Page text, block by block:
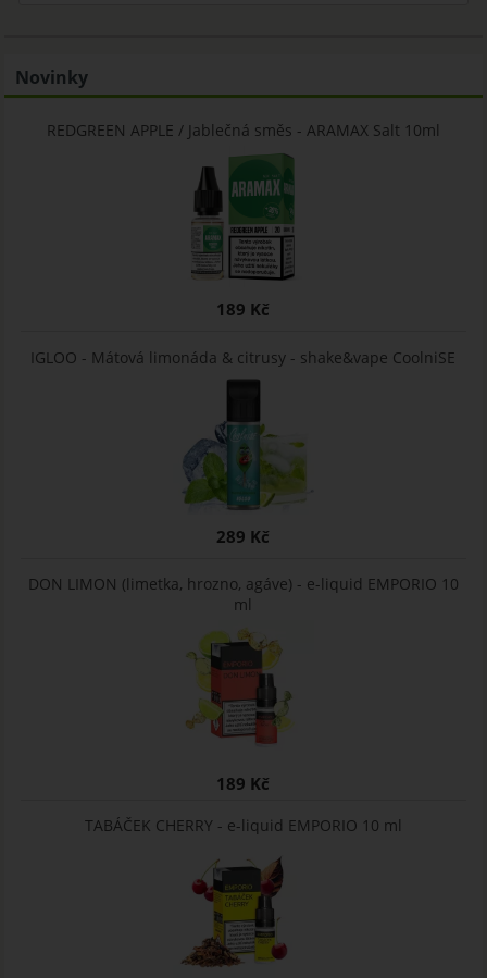
Novinky
REDGREEN APPLE / Jablečná směs - ARAMAX Salt 10ml
189 Kč
IGLOO - Mátová limonáda & citrusy - shake&vape CoolniSE
289 Kč
DON LIMON (limetka, hrozno, agáve) - e-liquid EMPORIO 10
ml
189 Kč
TABÁČEK CHERRY - e-liquid EMPORIO 10 ml